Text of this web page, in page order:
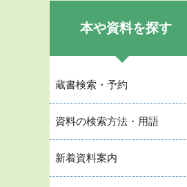
本や資料を探す
蔵書検索・予約
資料の検索方法・用語
新着資料案内